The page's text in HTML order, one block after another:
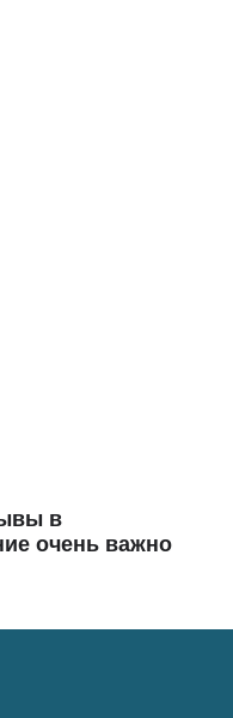
в
очень важно